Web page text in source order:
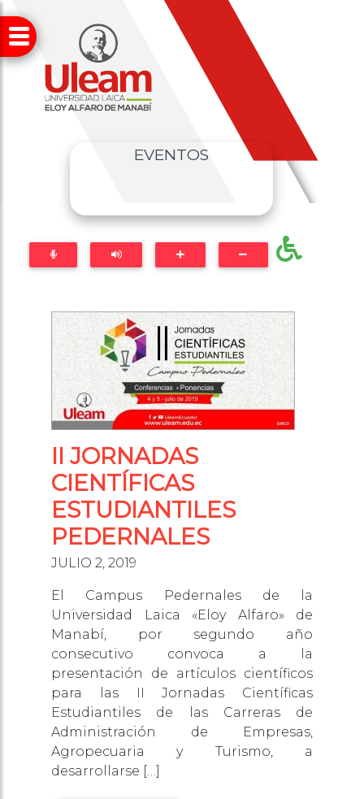
EVENTOS
II JORNADAS
CIENTÍFICAS
ESTUDIANTILES
PEDERNALES
JULIO 2, 2019
El Campus Pedernales de la
Universidad Laica «Eloy Alfaro» de
Manabí, por segundo año
consecutivo convoca a la
presentación de artículos científicos
para las II Jornadas Científicas
Estudiantiles de las Carreras de
Administración de Empresas,
Agropecuaria y Turismo, a
desarrollarse […]